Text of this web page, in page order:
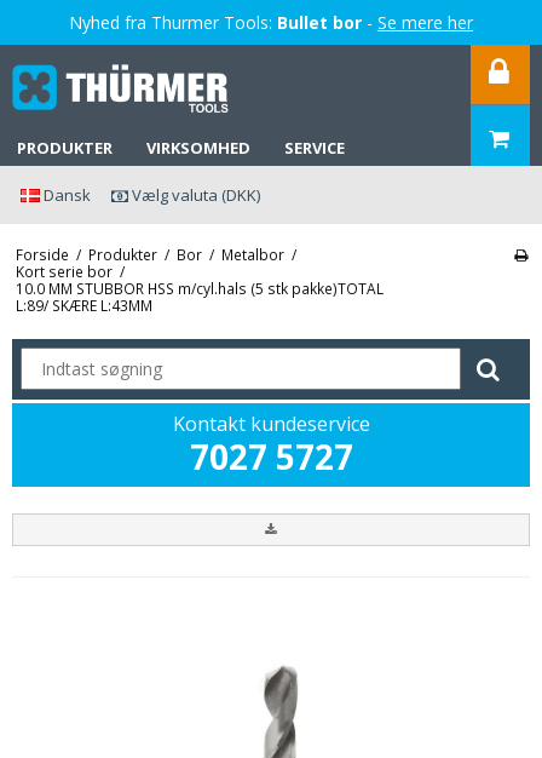
Nyhed fra Thurmer Tools: Bullet bor - Se mere her
SERVICE
VIRKSOMHED
PRODUKTER
Dansk Vælg valuta (DKK)
Forside / Produkter / Bor / Metalbor /
Kort serie bor /
10.0 MM STUBBOR HSS m/cyl.hals (5 stk pakke)TOTAL
L:89/ SKÆRE L:43MM
Kontakt kundeservice
7027 5727